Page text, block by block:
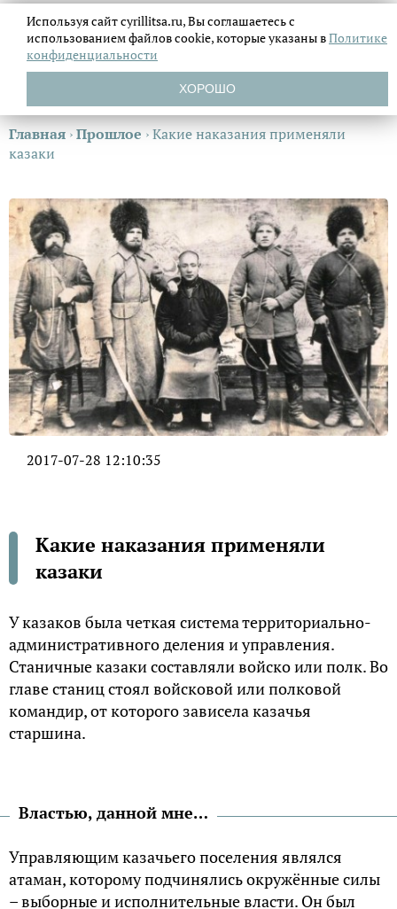
Главная ›Прошлое ›Какие наказания применяли
казаки
2017-07-28 12:10:35
Какие наказания применяли
казаки
У казаков была четкая система территориально-
административного деления и управления.
Станичные казаки составляли войско или полк. Во
главе станиц стоял войсковой или полковой
командир, от которого зависела казачья
старшина.
Властью, данной мне…
Управляющим казачьего поселения являлся
атаман, которому подчинялись окружённые силы
– выборные и исполнительные власти. Он был
Используя сайт cyrillitsa.ru, Вы соглашаетесь с
использованием файловcookie, которые указаны вПолитике
конфиденциальности
ХОРОШО